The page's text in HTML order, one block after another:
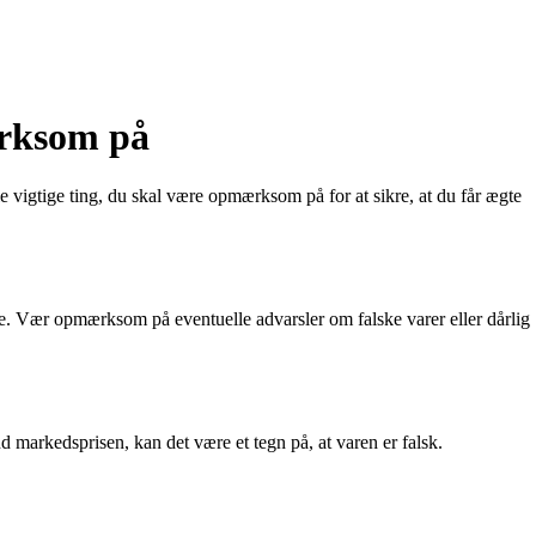
på
vigtige ting, du skal være opmærksom på for at sikre, at du får ægte
Vær opmærksom på eventuelle advarsler om falske varer eller dårlig
kan det være et tegn på, at varen er falsk.